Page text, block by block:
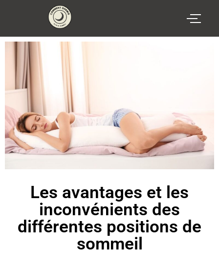
Les avantages et les
inconvénients des
différentes positions de
sommeil